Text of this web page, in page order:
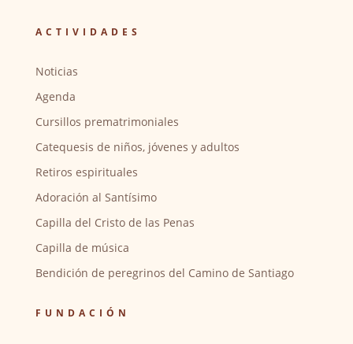
ACTIVIDADES
Noticias
Agenda
Cursillos prematrimoniales
Catequesis de niños, jóvenes y adultos
Retiros espirituales
Adoración al Santísimo
Capilla del Cristo de las Penas
Capilla de música
Bendición de peregrinos del Camino de Santiago
FUNDACIÓN